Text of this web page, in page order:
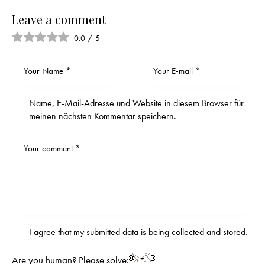
Leave a comment
0.0 / 5
Name, E-Mail-Adresse und Website in diesem Browser für
meinen nächsten Kommentar speichern.
I agree that my submitted data is beingcollected and stored.
Are you human? Please solve: